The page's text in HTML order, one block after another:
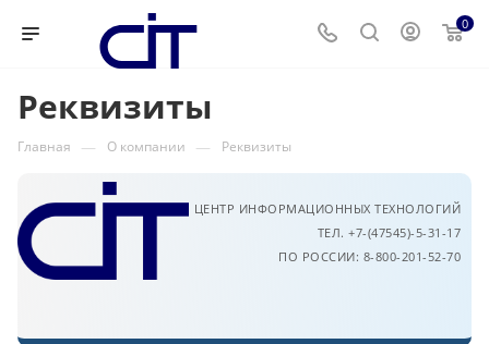
0
Реквизиты
Главная — О компании — Реквизиты
ЦЕНТР ИНФОРМАЦИОННЫХ ТЕХНОЛОГИЙ
ТЕЛ. +7-(47545)-5-31-17
ПО РОССИИ: 8-800-201-52-70